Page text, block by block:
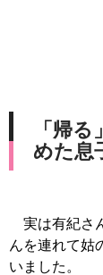
「帰
めた息
実は有紀さ
んを連れて姑
いました。